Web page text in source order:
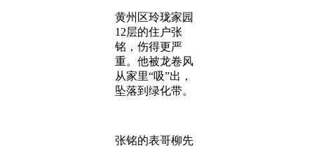
黄州区玲珑家园
12层的住户张
铭，伤得更严
重。他被龙卷风
从家里“吸”出，
坠落到绿化带。
张铭的表哥柳先